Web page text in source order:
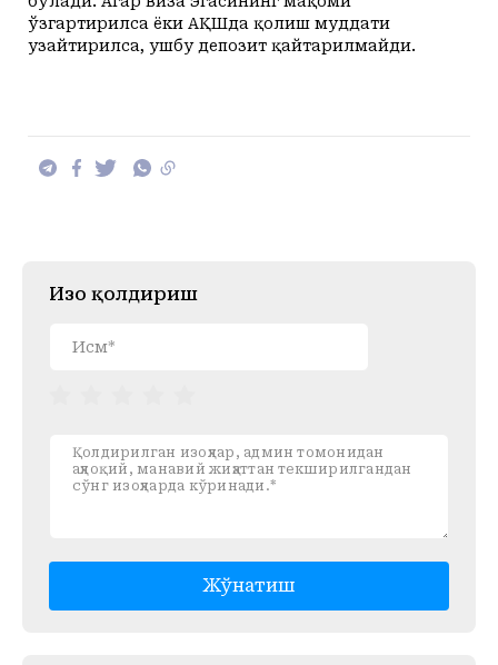
ўзгартирилса ёки АҚШда қолиш муддати
узайтирилса, ушбу депозит қайтарилмайди.
Изоҳ қолдириш
Жўнатиш